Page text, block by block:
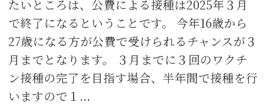
たいところは、公費による接種は2025年３月
で終了になるということです。 今年16歳から
27歳になる方が公費で受けられるチャンスが３
月までとなります。 ３月までに３回のワクチ
ン接種の完了を目指す場合、半年間で接種を行
いますので１...